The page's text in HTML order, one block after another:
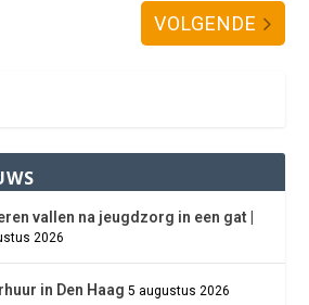
VOLGENDE
vallen na jeugdzorg in een gat |
2026
in Den Haag 5 augustus 2026